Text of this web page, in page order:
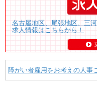
名古屋地区、尾張地区、三
求人情報はこちらから！
障がい者雇用をお考えの人